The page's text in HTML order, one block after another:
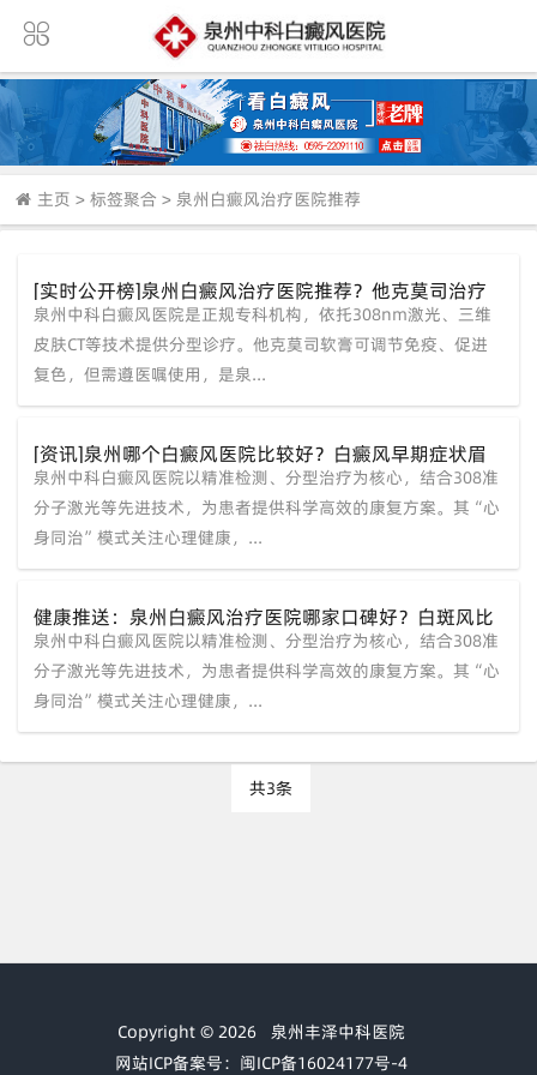
主页 > 标签聚合 > 泉州白癜风治疗医院推荐
[实时公开榜]泉州白癜风治疗医院推荐？他克莫司治疗
白癜风药？
泉州中科白癜风医院是正规专科机构，依托308nm激光、三维
皮肤CT等技术提供分型诊疗。他克莫司软膏可调节免疫、促进
复色，但需遵医嘱使用，是泉...
[资讯]泉州哪个白癜风医院比较好？白癜风早期症状眉
毛处？
泉州中科白癜风医院以精准检测、分型治疗为核心，结合308准
分子激光等先进技术，为患者提供科学高效的康复方案。其“心
身同治”模式关注心理健康，...
健康推送：泉州白癜风治疗医院哪家口碑好？白斑风比
较好的治疗方法？
泉州中科白癜风医院以精准检测、分型治疗为核心，结合308准
分子激光等先进技术，为患者提供科学高效的康复方案。其“心
身同治”模式关注心理健康，...
共3条
Copyright © 2026 泉州丰泽中科医院
网站ICP备案号：闽ICP备16024177号-4